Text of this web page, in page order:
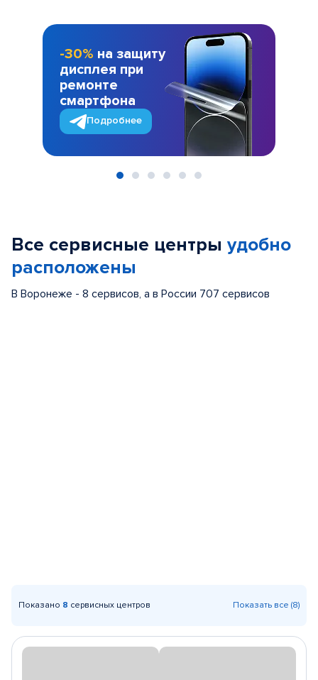
-30% на защиту
дисплея при
ремонте
смартфона
Подробнее
Все сервисные центры удобно
расположены
В Воронеже - 8 сервисов, а в России 707 сервисов
Показано 8 сервисных центров Показать все (8)